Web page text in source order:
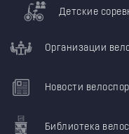
Детские
Организации
Новости
Библиотека